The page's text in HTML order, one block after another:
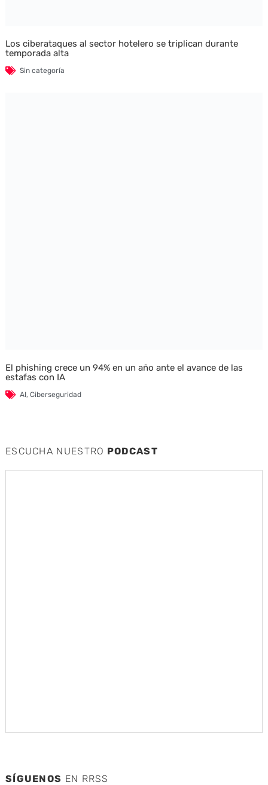
Los ciberataques al sector hotelero se triplican durante
temporada alta
Sin categoría
El phishing crece un 94% en un año ante el avance de las
estafas con IA
AI, Ciberseguridad
ESCUCHA NUESTRO PODCAST
SÍGUENOS EN RRSS